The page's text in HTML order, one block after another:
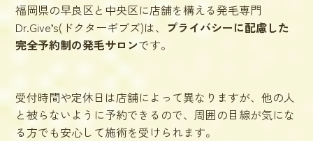
福岡県の早良区と中央区に店舗を構える発毛専門
Dr.Give’s(ドクターギブズ)は、 プライバシーに配慮した
完全予約制の発毛サロンです。
受付時間や定休日は店舗によって異なりますが、他の人
と被らないように予約できるので、周囲の目線が気にな
る方でも安心して施術を受けられます。